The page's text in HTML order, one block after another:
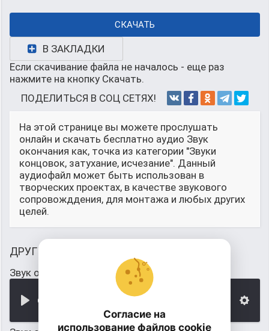
СКАЧАТЬ
В ЗАКЛАДКИ
Если скачивание файла не началось - еще раз
нажмите на кнопку Скачать.
ПОДЕЛИТЬСЯ В СОЦ СЕТЯХ!
На этой странице вы можете прослушать
онлайн и скачать бесплатно аудио Звук
окончания как, точка из категории "Звуки
концовок, затухание, исчезание". Данный
аудиофайл может быть использован в
творческих проектах, в качестве звукового
сопровожддения, для монтажа и любых других
целей.
ДРУГИЕ ЗВУКИ
Звук окончания уровня в марио
Согласие на
использование файлов cookie